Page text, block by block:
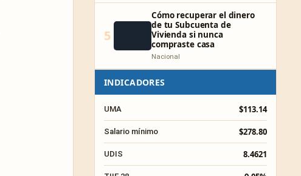
5
Cómo recuperar el dinero
de tu Subcuenta de
Vivienda si nunca
compraste casa
Nacional
INDICADORES
UMA $113.14
Salario mínimo $278.80
UDIS 8.4621